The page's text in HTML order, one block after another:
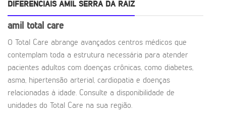
DIFERENCIAIS AMIL SERRA DA RAIZ
amil total care
O Total Care abrange avançados centros médicos que
contemplam toda a estrutura necessária para atender
pacientes adultos com doenças crônicas, como diabetes,
asma, hipertensão arterial, cardiopatia e doenças
relacionadas à idade. Consulte a disponibilidade de
unidades do Total Care na sua região.